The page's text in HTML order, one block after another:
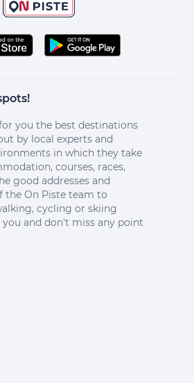
you the best destinations
by local experts and
in which they take
courses, races,
good addresses and
the On Piste team to
cycling or skiing
you and don't miss any point